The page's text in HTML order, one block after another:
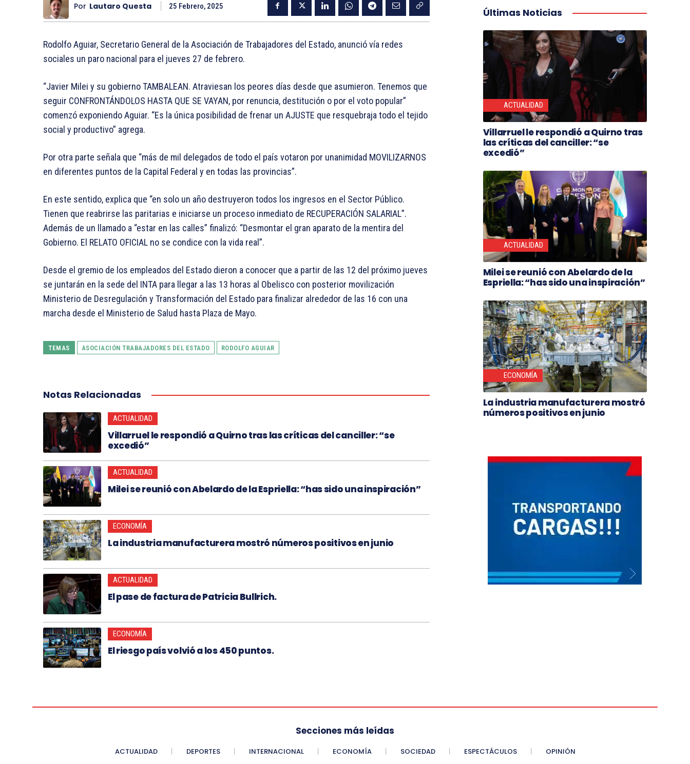
Por Lautaro Questa 25 Febrero, 2025
Rodolfo Aguiar, Secretario General de la Asociación de Trabajadores del Estado, anunció vía redes
sociales un paro nacional para el jueves 27 de febrero.
“Javier Milei y su gobierno TAMBALEAN. Atraviesan los peores días desde que asumieron. Tenemos que
seguir CONFRONTÁNDOLOS HASTA QUE SE VAYAN, por renuncia, destitución o por el voto popular”
comenzó exponiendo Aguiar. “Es la única posibilidad de frenar un AJUSTE que resquebraja todo el tejido
social y productivo” agrega.
Por otra parte señala que “más de mil delegados de todo el país votaron por unanimidad MOVILIZARNOS
en diferentes puntos de la Capital Federal y en todas las provincias”.
En este sentido, explica que “en solo un año destruyeron todos los ingresos en el Sector Público.
Tienen que reabrirse las paritarias e iniciarse un proceso inmediato de RECUPERACIÓN SALARIAL”.
Además de un llamado a “estar en las calles” finalizó: “Desmontar el gran aparato de la mentira del
Gobierno. El RELATO OFICIAL no se condice con la vida real”.
Desde el gremio de los empleados del Estado dieron a conocer que a partir de las 12 del próximo jueves
se juntarán en la sede del INTA para llegar a las 13 horas al Obelisco con posterior movilización
Ministerio de Desregulación y Transformación del Estado para finalizar alrededor de las 16 con una
marcha desde el Ministerio de Salud hasta Plaza de Mayo.
TEMAS ASOCIACIÓN TRABAJADORES DEL ESTADO RODOLFO AGUIAR
Notas Relacionadas
ACTUALIDAD
Villarruel le respondió a Quirno tras las críticas del canciller: “se
excedió”
ACTUALIDAD
Milei se reunió con Abelardo de la Espriella: “has sido una inspiración”
ECONOMÍA
La industria manufacturera mostró números positivos en junio
ACTUALIDAD
El pase de factura de Patricia Bullrich.
ECONOMÍA
El riesgo país volvió a los 450 puntos.
Últimas Noticias
ACTUALIDAD
Villarruel le respondió a Quirno tras
las críticas del canciller: “se
excedió”
ACTUALIDAD
Milei se reunió con Abelardo de la
Espriella: “has sido una inspiración”
ECONOMÍA
La industria manufacturera mostró
números positivos en junio
Secciones más leídas
ACTUALIDAD DEPORTES INTERNACIONAL ECONOMÍA SOCIEDAD ESPECTÁCULOS OPINIÓN